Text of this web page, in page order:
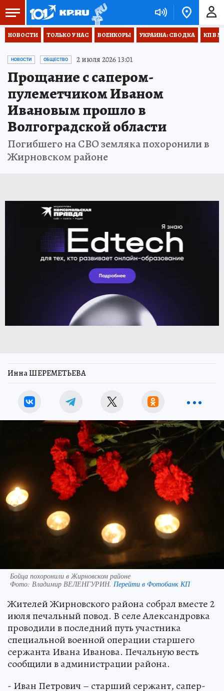
НОВОСТИ ТОЛЬКО У НАС ВОЕНКОРЫ УКРАИНА: СВОДКА КП В
НОВОСТИ ОБЩЕСТВО 2 июля 2026 13:01
Прощание с сапером-
пулеметчиком Иваном
Ивановым прошло в
Волгоградской области
Погибшего на СВО земляка похоронили в
Жирновском районе
Инна ШЕРЕМЕТЬЕВА
Бойца похоронили в Жирновском районе
Фото: Владимир ВЕЛЕНГУРИН. Перейти в Фотобанк КП
Жителей Жирновского района собрал вместе 2
июля печальный повод. В селе Александровка
проводили в последний путь участника
специальной военной операции старшего
сержанта Ивана Иванова. Печальную весть
сообщили в администрации района.
- ‎Иван Петрович – старший сержант, сапер-